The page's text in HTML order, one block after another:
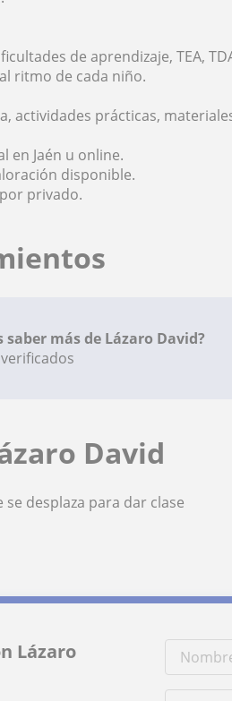
de aprendizaje, TEA,
ritmo de cada niño.
actividades prácticas,
en Jaén u online.
disponible.
privado.
saber más de Lázaro David?
David
se desplaza para dar clase
Lázaro